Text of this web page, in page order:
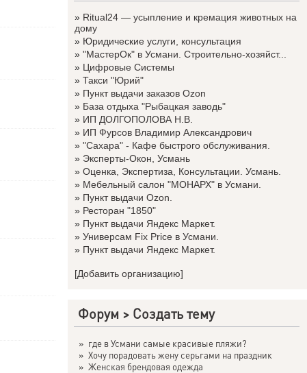
» Ritual24 — усыпление и кремация животных на
дому
» Юридические услуги, консультация
» "МастерОк" в Усмани. Строительно-хозяйст...
» Цифровые Системы
» Такси "Юрий"
» Пункт выдачи заказов Ozon
» База отдыха "Рыбацкая заводь"
» ИП ДОЛГОПОЛОВА Н.В.
» ИП Фурсов Владимир Александрович
» "Сахара" - Кафе быстрого обслуживания.
» Эксперты-Окон, Усмань
» Оценка, Экспертиза, Консультации. Усмань.
» Мебельный салон "МОНАРХ" в Усмани.
» Пункт выдачи Ozon.
» Ресторан "1850"
» Пункт выдачи Яндекс Маркет.
» Универсам Fix Price в Усмани.
» Пункт выдачи Яндекс Маркет.
[Добавить организацию]
Форум > Создать тему
» где в Усмани самые красивые пляжи?
» Хочу порадовать жену серьгами на праздник
» Женская брендовая одежда